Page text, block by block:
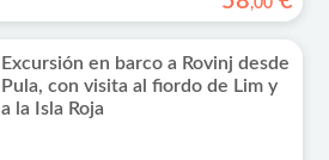
,00
Excursión en barco a Rovinj desde
Pula, con visita al fiordo de Lim y
a la Isla Roja